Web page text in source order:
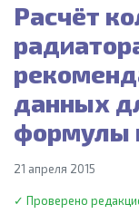
Расчёт
данных
формулы
21 апреля 2015
✓ Проверено